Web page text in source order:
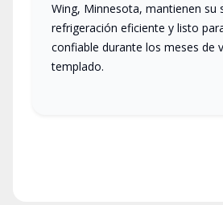
Wing, Minnesota, mantienen su
refrigeración eficiente y listo
confiable durante los meses de
templado.